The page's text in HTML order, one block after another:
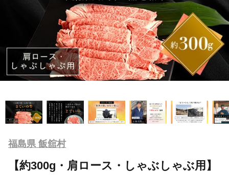
福島県 飯舘村
【約300g・肩ロース・しゃぶしゃぶ用】